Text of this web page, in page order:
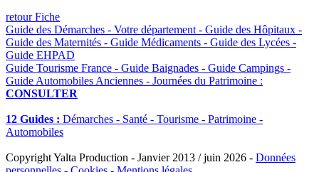
retour Fiche
Guide des Démarches - Votre département - Guide des Hôpitaux -
Guide des Maternités - Guide Médicaments - Guide des Lycées -
Guide EHPAD
Guide Tourisme France - Guide Baignades - Guide Campings -
Guide Automobiles Anciennes - Journées du Patrimoine :
CONSULTER
12 Guides : Démarches - Santé - Tourisme - Patrimoine -
Automobiles
Copyright Yalta Production - Janvier 2013 / juin 2026 - Données